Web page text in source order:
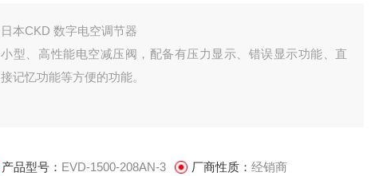
日本CKD 数字电空调节器
小型、高性能电空减压阀，配备有压力显示、错误显示功能、直
接记忆功能等方便的功能。
产品型号： EVD-1500-208AN-3 厂商性质： 经销商